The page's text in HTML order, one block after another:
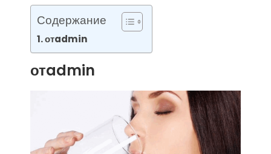
Содержание
отadmin
отadmin